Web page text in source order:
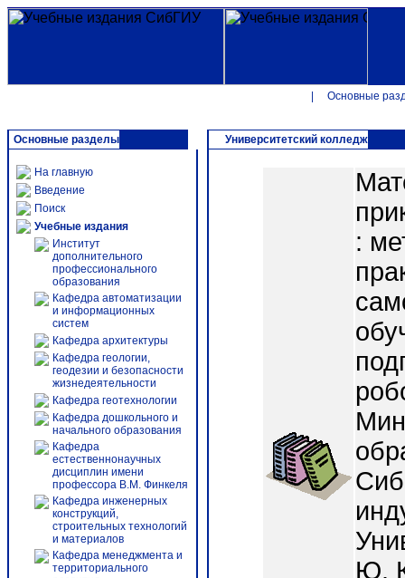
Основные
Основные разделы
На главную
Введение
Поиск
Учебные издания
Институт
дополнительного
профессионального
образования
Кафедра автоматизации
и информационных
систем
Кафедра архитектуры
Кафедра геологии,
геодезии и безопасности
жизнедеятельности
Кафедра геотехнологии
Кафедра дошкольного и
начального образования
Кафедра
естественнонаучных
дисциплин имени
профессора В.М. Финкеля
Кафедра инженерных
конструкций,
строительных технологий
и материалов
Кафедра менеджмента и
территориального
Университетский колледж
:
Ю.